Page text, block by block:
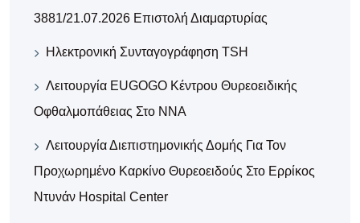
3881/21.07.2026 Επιστολή Διαμαρτυρίας
Ηλεκτρονική Συνταγογράφηση TSH
Λειτουργία EUGOGO Κέντρου Θυρεοειδικής
Οφθαλμοπάθειας Στο ΝΝΑ
Λειτουργία Διεπιστημονικής Δομής Για Τον
Προχωρημένο Καρκίνο Θυρεοειδούς Στο Ερρίκος
Ντυνάν Hospital Center